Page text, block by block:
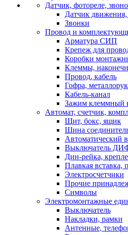
Датчик, фотореле,
Датчик
Звонки
Провод и
Арматура СИП
Крепеж для
Коробки
Клеммы,
Провод, кабель
Гофра,
Кабель-канал
Зажим клеммный
Автомат, счетчик,
Щит, бокс, ящик
Шина
Автоматический
Выключатель
Дин-рейка,
Плавкая вставка,
Электросчетчики
Прочие
Символы
Электромонтажные
Выключатель
Накладки, рамки
Антенные,